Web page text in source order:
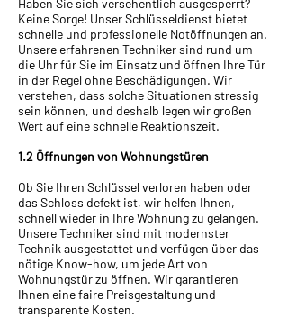
Haben Sie sich versehentlich ausgesperrt?
Keine Sorge! Unser Schlüsseldienst bietet
schnelle und professionelle Notöffnungen an.
Unsere erfahrenen Techniker sind rund um
die Uhr für Sie im Einsatz und öffnen Ihre Tür
in der Regel ohne Beschädigungen. Wir
verstehen, dass solche Situationen stressig
sein können, und deshalb legen wir großen
Wert auf eine schnelle Reaktionszeit.
1.2 Öffnungen von Wohnungstüren
Ob Sie Ihren Schlüssel verloren haben oder
das Schloss defekt ist, wir helfen Ihnen,
schnell wieder in Ihre Wohnung zu gelangen.
Unsere Techniker sind mit modernster
Technik ausgestattet und verfügen über das
nötige Know-how, um jede Art von
Wohnungstür zu öffnen. Wir garantieren
Ihnen eine faire Preisgestaltung und
transparente Kosten.